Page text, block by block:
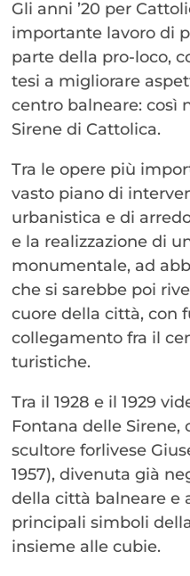
Gli anni ’20 per
importante lavoro di
parte della pro-loco,
tesi a migliorare
centro balneare: così
Sirene di Cattolica.
Tra le opere più
vasto piano di
urbanistica e di
e la realizzazione di
monumentale, ad
che si sarebbe poi
cuore della città, con
collegamento fra il
turistiche.
Tra il 1928 e il 1929
Fontana delle
scultore forlivese
1957), divenuta già
della città balneare e
principali simboli
insieme alle cubie.